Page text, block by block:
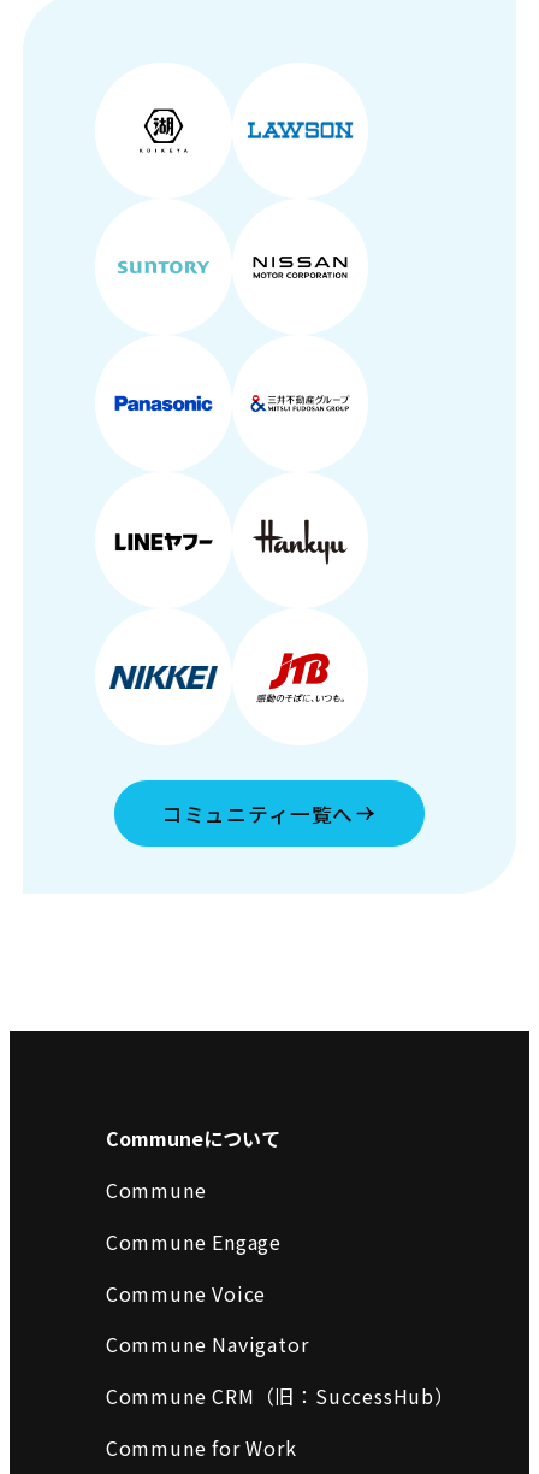
コミュニティ一覧へ
Communeについて
Commune
Commune Engage
Commune Voice
Commune Navigator
Commune CRM（旧：SuccessHub）
Commune for Work